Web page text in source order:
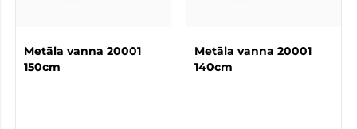
Metāla vanna 20001
150cm
Metāla vanna 20001
140cm